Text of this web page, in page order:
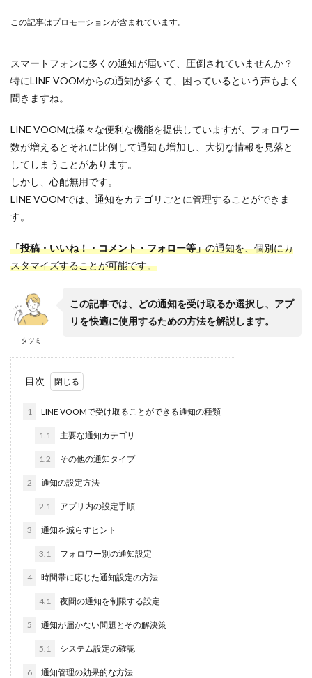
この記事はプロモーションが含まれています。
スマートフォンに多くの通知が届いて、圧倒されていませんか？
特にLINE VOOMからの通知が多くて、困っているという声もよく
聞きますね。
LINE VOOMは様々な便利な機能を提供していますが、フォロワー
数が増えるとそれに比例して通知も増加し、大切な情報を見落と
してしまうことがあります。
しかし、心配無用です。
LINE VOOMでは、通知をカテゴリごとに管理することができま
す。
「投稿・いいね！・コメント・フォロー等」の通知を、個別にカ
スタマイズすることが可能です。
タツミ
この記事では、どの通知を受け取るか選択し、アプ
リを快適に使用するための方法を解説します。
目次
1 LINE VOOMで受け取ることができる通知の種類
1.1 主要な通知カテゴリ
1.2 その他の通知タイプ
2 通知の設定方法
2.1 アプリ内の設定手順
3 通知を減らすヒント
3.1 フォロワー別の通知設定
4 時間帯に応じた通知設定の方法
4.1 夜間の通知を制限する設定
5 通知が届かない問題とその解決策
5.1 システム設定の確認
6 通知管理の効果的な方法